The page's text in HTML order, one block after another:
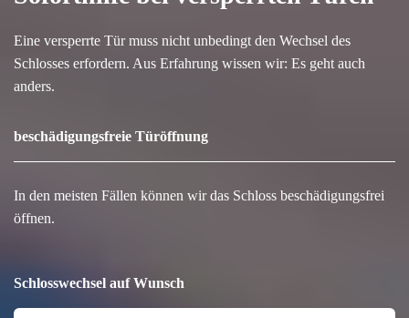
Eine versperrte Tür muss nicht unbedingt den Wechsel des
Schlosses erfordern. Aus Erfahrung wissen wir: Es geht auch
anders.
beschädigungsfreie Türöffnung
In den meisten Fällen können wir das Schloss beschädigungsfrei
öffnen.
Schlosswechsel auf Wunsch